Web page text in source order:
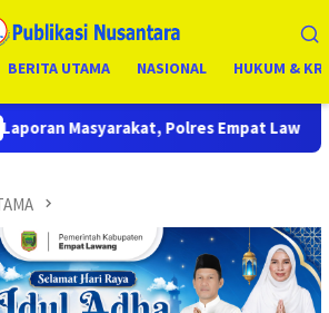
BERITA UTAMA NASIONAL HUKUM &
Bongkar Sarang Narkoba, 7